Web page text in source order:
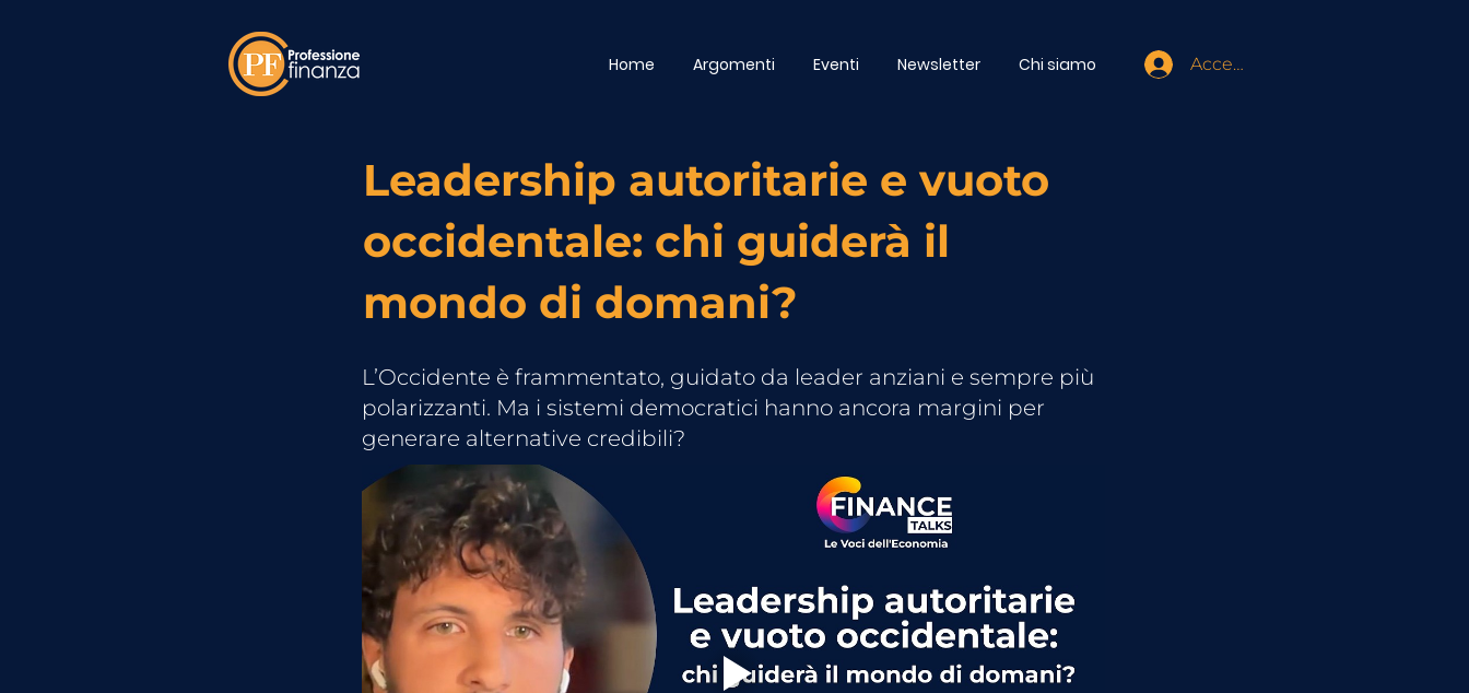
Home Argomenti Eventi Newsletter Chi siamo Accedi
Leadership autoritarie e vuoto
occidentale: chi guiderà il
mondo di domani?
L’Occidente è frammentato, guidato da leader anziani e sempre più
polarizzanti. Ma i sistemi democratici hanno ancora margini per
generare alternative credibili?